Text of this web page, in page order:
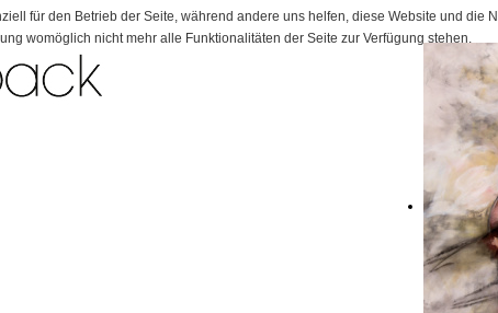
für den Betrieb der Seite, während andere uns helfen, diese Website und
womöglich nicht mehr alle Funktionalitäten der Seite zur Verfügung stehen.